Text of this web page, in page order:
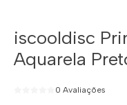
iscooldisc
Aquarela
0 Avaliações